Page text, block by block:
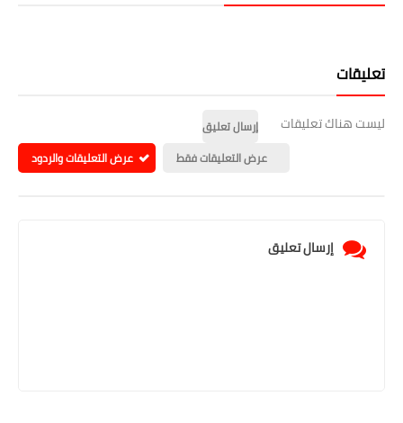
تعليقات
ليست هناك تعليقات
إرسال تعليق
عرض التعليقات فقط
عرض التعليقات والردود
إرسال تعليق